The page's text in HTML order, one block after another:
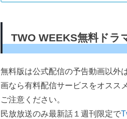
TWO WEEKS無料ドラ
無料版は公式配信の予告動画以外
画なら有料配信サービスをオスス
ご注意ください。
民放放送のみ最新話１週刊限定で